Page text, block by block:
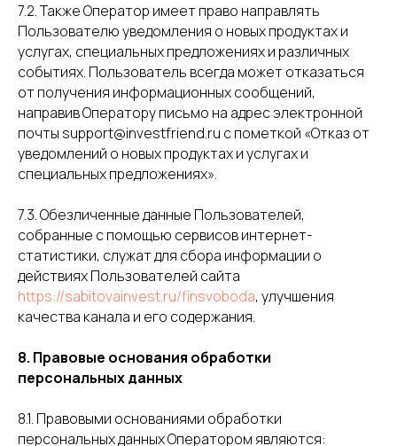
7.2. Также Оператор имеет право направлять
Пользователю уведомления о новых продуктах и
услугах, специальных предложениях и различных
событиях. Пользователь всегда может отказаться
от получения информационных сообщений,
направив Оператору письмо на адрес электронной
почты support@investfriend.ru с пометкой «Отказ от
уведомлений о новых продуктах и услугах и
специальных предложениях».
7.3. Обезличенные данные Пользователей,
собранные с помощью сервисов интернет-
статистики, служат для сбора информации о
действиях Пользователей сайта
https://sabitovainvest.ru/finsvoboda, улучшения
качества канала и его содержания.
8. Правовые основания обработки
персональных данных
8.1. Правовыми основаниями обработки
персональных данных Оператором являются: